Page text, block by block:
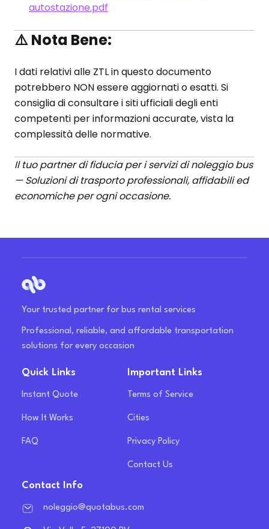
autostazione.pdf
⚠️Nota Bene:
I dati relativi alle ZTL in questo documento
potrebbero NON essere aggiornati o esatti. Si
consiglia di consultare i siti ufficiali degli enti
competenti per informazioni accurate, vista la
complessità delle normative.
Il tuo partner di fiducia per i servizi di noleggio bus
— Soluzioni di trasporto professionali, affidabili ed
economiche per ogni occasione.
Your trusted partner for bus rental services
Professional, reliable, and affordable transportation
solutions for every occasion
Quick Links
Instant Quote
How It Works
FAQ
Important Links
Terms of Service
Cities
Privacy Policy
Contact Us
Contact Info
noleggio@quotabus.com